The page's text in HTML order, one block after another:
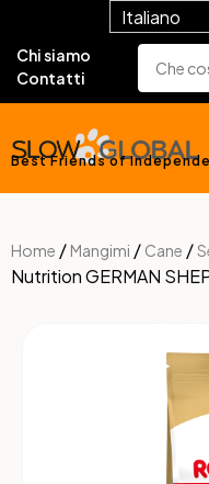
Italiano
Chi siamo
Contatti
Best Friends of
Home / Mangimi / Cane /
Nutrition GERMAN